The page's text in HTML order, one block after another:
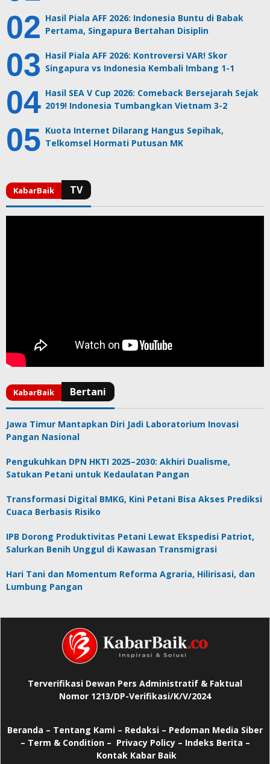
Hasil Piala AFF 2026: Indonesia Buntu di Babak
Pertama, Singapura Bertahan Disiplin
Hasil Piala AFF 2026: Kontroversi VAR! Skor
Singapura vs Indonesia Kembali Imbang 1-1
Hasil SEA V Cup 2026: Comeback Bersejarah Sejak
2019! Indonesia Tumbangkan Vietnam 3-2
Kuota Internet Dilarang Hangus Sepihak,
Telkomsel Hormati Putusan MK
Jawa Timur Mantapkan Diri Jadi Laboratorium Inovasi
Pangan Nasional
Pengukuhkan DPN HKTI 2025–2030: Akhiri Dualisme,
Satukan Petani untuk Kedaulatan Pangan
Transformasi Digital BMKG, Kini Petani Bisa Akses Prediksi
Cuaca Berbasis Risiko
IPB Dorong Produktivitas Petani Lewat Ekspedisi Patriot,
Salurkan Benih Unggul di Kawasan Transmigrasi
Hari Tani dan Momentum Reforma Agraria, Hilirisasi, dan
Lumbung Pangan
Terverifikasi Dewan Pers Administratif & Faktual
Nomor 1213/DP-Verifikasi/K/V/2024
Beranda – Tentang Kami – Redaksi – Pedoman Media Siber
– Term & Condition – Privacy Policy– Indeks Berita –
Kontak Kabar Baik